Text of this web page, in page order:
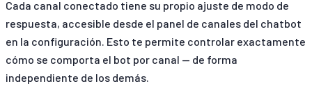
Cada canal conectado tiene su propio ajuste de modo de
respuesta, accesible desde el panel de canales del chatbot
en la configuración. Esto te permite controlar exactamente
cómo se comporta el bot por canal — de forma
independiente de los demás.